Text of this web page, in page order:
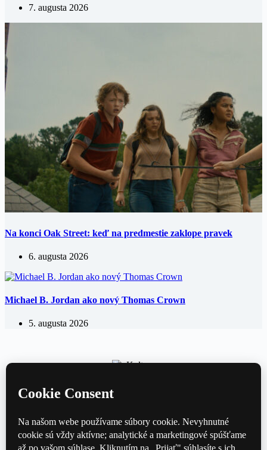
7. augusta 2026
Na konci Oak Street: keď na predmestie zaklope pravek
6. augusta 2026
Michael B. Jordan ako nový Thomas Crown
5. augusta 2026
Divadlo
Film
Hudba